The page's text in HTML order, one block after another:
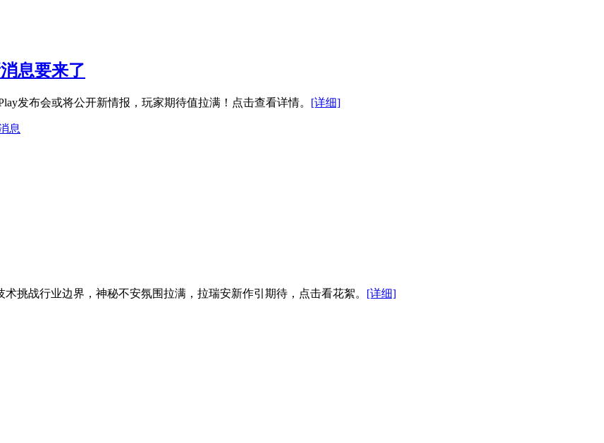
息要来了
发布会或将公开新情报，玩家期待值拉满！点击查看详情。 [详细]
息
挑战行业边界，神秘不安氛围拉满，拉瑞安新作引期待，点击看花絮。 [详细]